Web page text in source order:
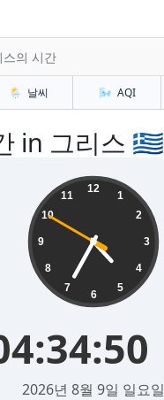
스의 시간
🌦️ 날씨 🌬️ AQI
in 그리스 🇬🇷
12
1
2
3
4
5
6
7
8
9
10
11
2026년 8월 9일 일요일